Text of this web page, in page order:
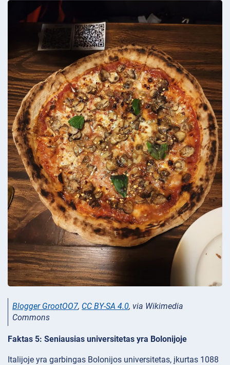
Blogger GrootOO7, CC BY-SA 4.0, via Wikimedia
Commons
Faktas 5: Seniausias universitetas yra Bolonijoje
Italijoje yra garbingas Bolonijos universitetas, įkurtas 1088